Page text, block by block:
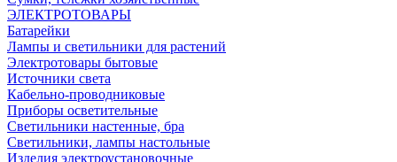
ЭЛЕКТРОТОВАРЫ
Батарейки
Лампы и светильники для растений
Электротовары бытовые
Источники света
Кабельно-проводниковые
Приборы осветительные
Светильники настенные, бра
Светильники, лампы настольные
Изделия электроустановочные